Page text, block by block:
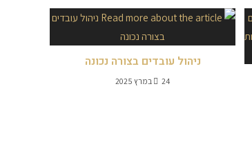
ניהול עובדים בצורה נכונה
24 במרץ 2025